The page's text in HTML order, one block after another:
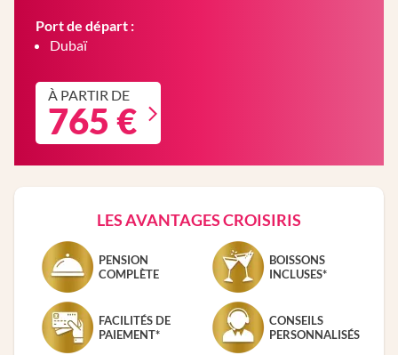
Port de départ :
Dubaï
À PARTIR DE
765 €
LES AVANTAGES CROISIRIS
PENSION
COMPLÈTE
BOISSONS
INCLUSES*
FACILITÉS DE
PAIEMENT*
CONSEILS
PERSONNALISÉS